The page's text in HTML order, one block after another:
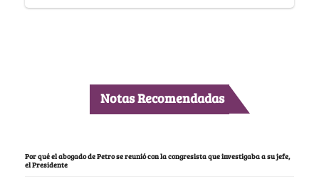
Notas Recomendadas
Por qué el abogado de Petro se reunió con la congresista que investigaba a su jefe,
el Presidente